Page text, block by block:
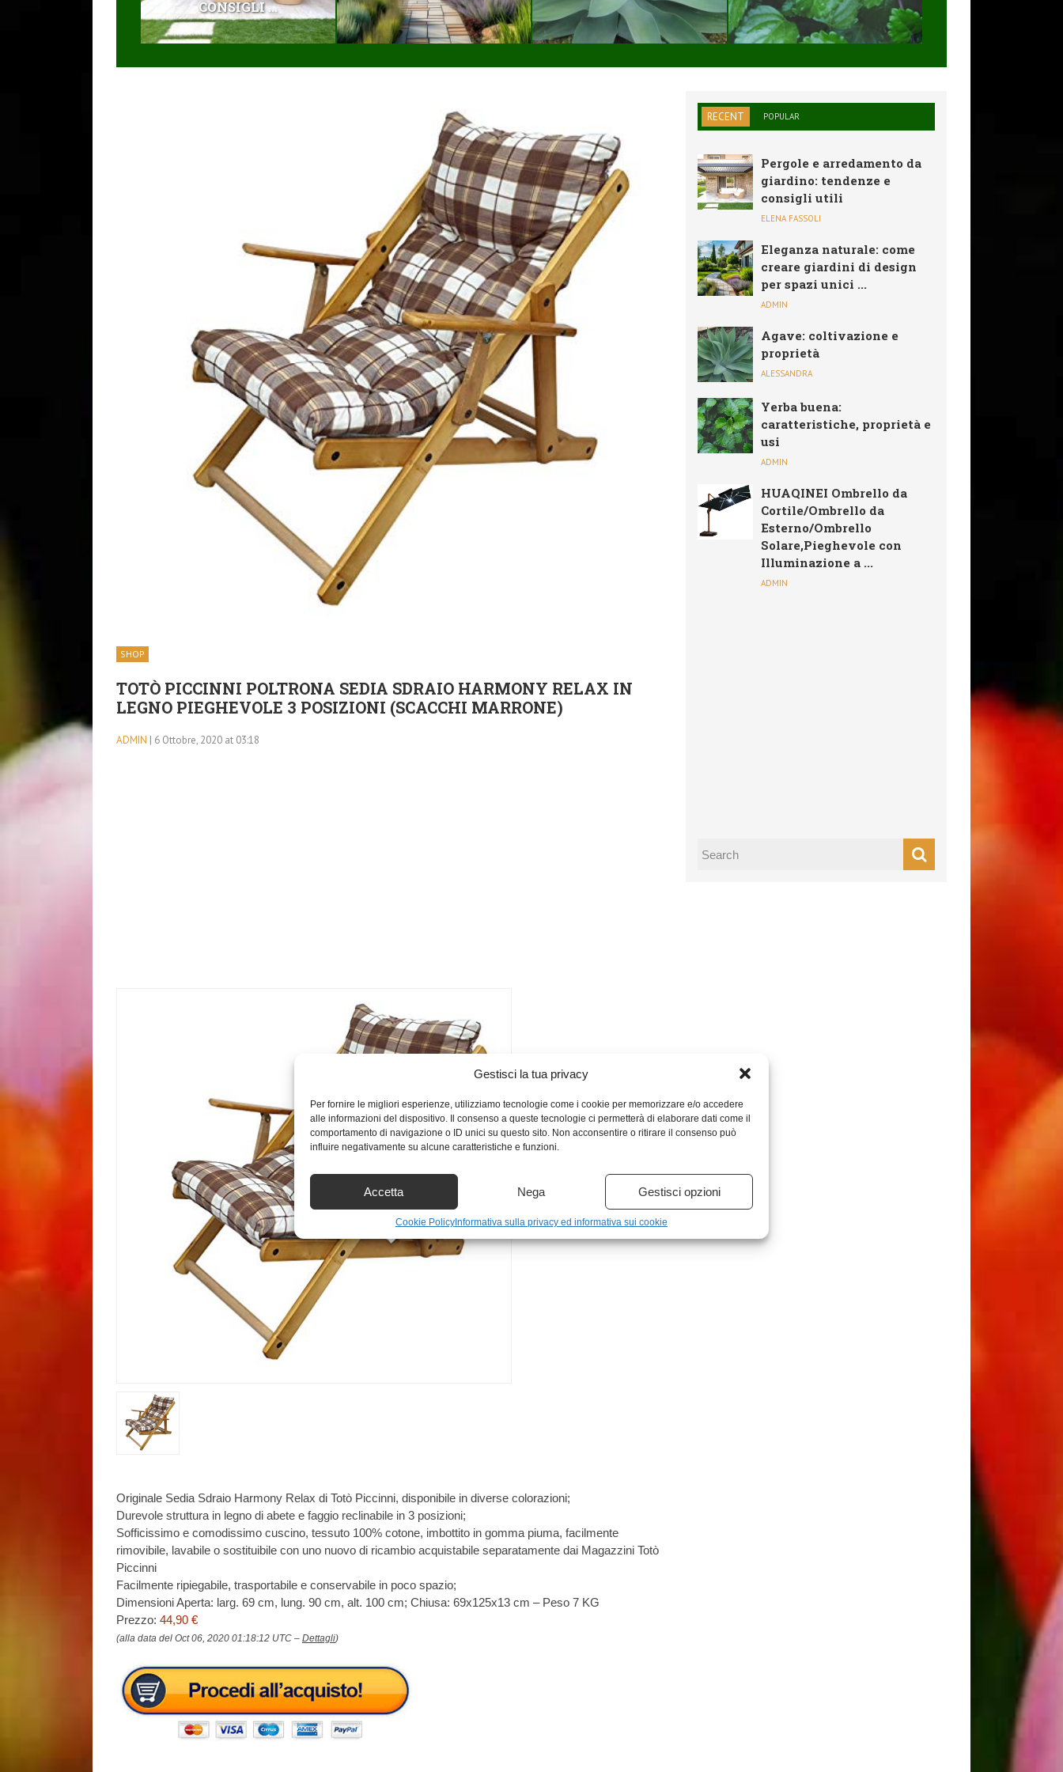
Gestisci la tua privacy
Per fornire le migliori esperienze, utilizziamo tecnologie come i cookie per memorizzare e/o accedere
alle informazioni del dispositivo. Il consenso a queste tecnologie ci permetterà di elaborare dati come il
comportamento di navigazione o ID unici su questo sito. Non acconsentire o ritirare il consenso può
influire negativamente su alcune caratteristiche e funzioni.
Accetta Nega Gestisci opzioni
Cookie PolicyInformativa sulla privacy ed informativa sui cookie
CONSIGLI ...
SHOP
TOTÒ PICCINNI POLTRONA SEDIA SDRAIO HARMONY RELAX IN
LEGNO PIEGHEVOLE 3 POSIZIONI (SCACCHI MARRONE)
ADMIN | 6 Ottobre, 2020 at 03:18
Originale Sedia Sdraio Harmony Relax di Totò Piccinni, disponibile in diverse colorazioni;
Durevole struttura in legno di abete e faggio reclinabile in 3 posizioni;
Sofficissimo e comodissimo cuscino, tessuto 100% cotone, imbottito in gomma piuma, facilmente
rimovibile, lavabile o sostituibile con uno nuovo di ricambio acquistabile separatamente dai Magazzini Totò
Piccinni
Facilmente ripiegabile, trasportabile e conservabile in poco spazio;
Dimensioni Aperta: larg. 69 cm, lung. 90 cm, alt. 100 cm; Chiusa: 69x125x13 cm – Peso 7 KG
Prezzo: 44,90 €
(alla data del Oct 06, 2020 01:18:12 UTC – Dettagli)
RECENT POPULAR
Pergole e arredamento da
giardino: tendenze e
consigli utili
ELENA FASSOLI
Eleganza naturale: come
creare giardini di design
per spazi unici ...
ADMIN
Agave: coltivazione e
proprietà
ALESSANDRA
Yerba buena:
caratteristiche, proprietà e
usi
ADMIN
HUAQINEI Ombrello da
Cortile/Ombrello da
Esterno/Ombrello
Solare,Pieghevole con
Illuminazione a ...
ADMIN